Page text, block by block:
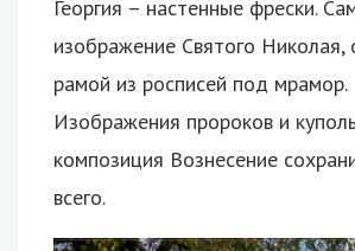
Георгия – настенные фрески.
изображение Святого Николая,
рамой из росписей под мрамор.
Изображения пророков и
композиция Вознесение
всего.